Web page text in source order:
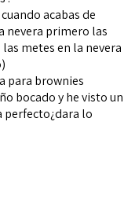
acabas de
nevera primero las
metes en la nevera
para brownies
bocado y he visto un
perfecto¿dara lo